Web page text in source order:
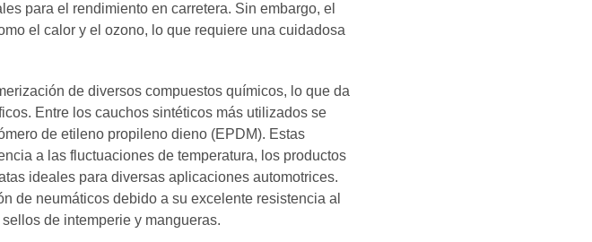
para el rendimiento en carretera. Sin embargo, el
el calor y el ozono, lo que requiere una cuidadosa
de diversos compuestos químicos, lo que da
Entre los cauchos sintéticos más utilizados se
de etileno propileno dieno (EPDM). Estas
a las fluctuaciones de temperatura, los productos
ideales para diversas aplicaciones automotrices.
de neumáticos debido a su excelente resistencia al
de intemperie y mangueras.